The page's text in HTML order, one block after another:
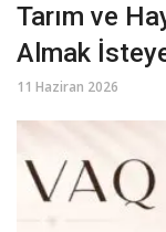
Tarım ve
Almak
11 Haziran 2026